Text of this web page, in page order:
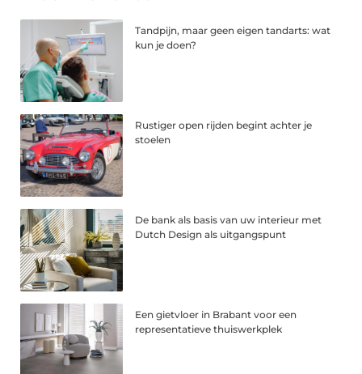
Tandpijn, maar geen eigen tandarts: wat
kun je doen?
Rustiger open rijden begint achter je
stoelen
De bank als basis van uw interieur met
Dutch Design als uitgangspunt
Een gietvloer in Brabant voor een
representatieve thuiswerkplek